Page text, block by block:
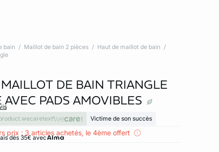
bain Maillot de bain 2 pièces
Haut de maillot de bain
DE BAIN TRIANGLE
PADS AMOVIBLES
prix : 3 articles achetés, le 4ème offert
Victime de son succès
dès 35€ avec